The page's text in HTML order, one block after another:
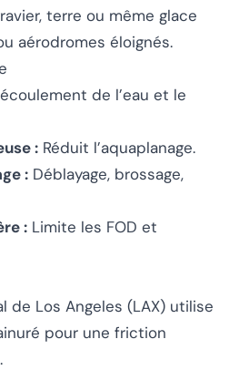
terre ou même glace
aérodromes éloignés.
de l’eau et le
: Réduit l’aquaplanage.
: Déblayage, brossage,
: Limite les FOD et
de Los Angeles (LAX) utilise
pour une friction